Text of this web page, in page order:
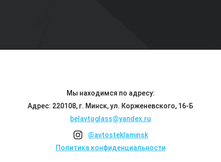
Мы находимся по адресу:
Адрес: 220108, г. Минск, ул. Корженевского, 16-Б
belavtoglass@yandex.ru
@avtosteklaminsk
Политика конфиденциальности